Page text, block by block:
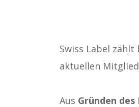
Swiss Label
aktuellen
Aus Gründen